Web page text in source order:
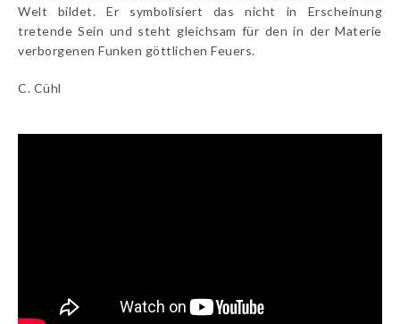
Welt bildet. Er symbolisiert das nicht in Erscheinung
tretende Sein und steht gleichsam für den in der Materie
verborgenen Funken göttlichen Feuers.
C. Cühl